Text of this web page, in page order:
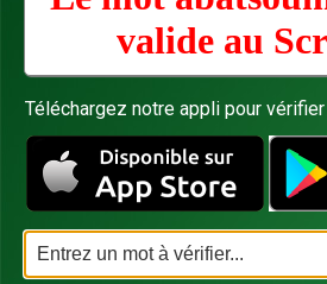
valide au
Téléchargez notre appli pour